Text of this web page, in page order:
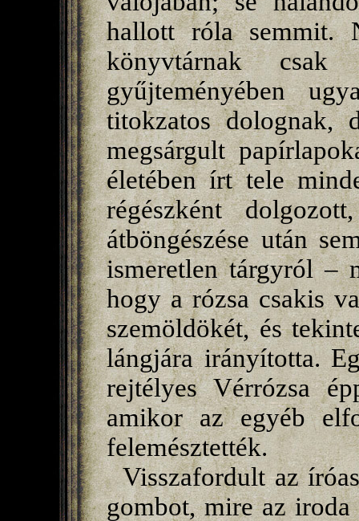
hallott róla semmit.
könyvtárnak csak
gyűjteményében
titokzatos dolognak,
megsárgult
életében írt tele
régészként
átböngészése után
ismeretlen tárgyról –
hogy a rózsa csakis
szemöldökét, és
lángjára irányította.
rejtélyes Vérrózsa
amikor az egyéb
felemésztették.
Visszafordult az
gombot, mire az